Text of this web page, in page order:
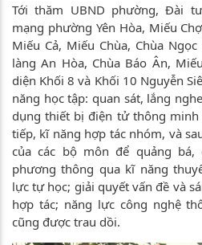
Tới thăm UBND phường, Đài
mạng phường Yên Hòa, Miếu
Miếu Cả, Miếu Chùa, Chùa
làng An Hòa, Chùa Báo Ân,
diện Khối 8 và Khối 10 Nguyễn
năng học tập: quan sát, lắng
dụng thiết bị điện tử thông
tiếp, kĩ năng hợp tác nhóm, và
của các bộ môn để quảng
phương thông qua kĩ năng
lực tự học; giải quyết vấn đề và
hợp tác; năng lực công nghệ
cũng được trau dồi.